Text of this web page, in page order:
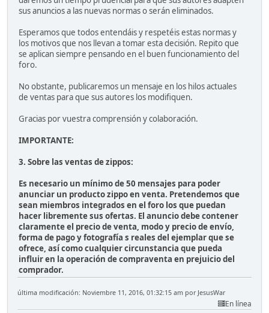
sus anuncios a las nuevas normas o serán eliminados.
Esperamos que todos entendáis y respetéis estas normas y
los motivos que nos llevan a tomar esta decisión. Repito que
se aplican siempre pensando en el buen funcionamiento del
foro.
No obstante, publicaremos un mensaje en los hilos actuales
de ventas para que sus autores los modifiquen.
Gracias por vuestra comprensión y colaboración.
IMPORTANTE:
3. Sobre las ventas de zippos:
Es necesario un mínimo de 50 mensajes para poder
anunciar un producto zippo en venta. Pretendemos que
sean miembros integrados en el foro los que puedan
hacer libremente sus ofertas. El anuncio debe contener
claramente el precio de venta, modo y precio de envío,
forma de pago y fotografía s reales del ejemplar que se
ofrece, así como cualquier circunstancia que pueda
influir en la operación de compraventa en prejuicio del
comprador.
última modificación: Noviembre 11, 2016, 01:32:15 am por JesusWar
En línea